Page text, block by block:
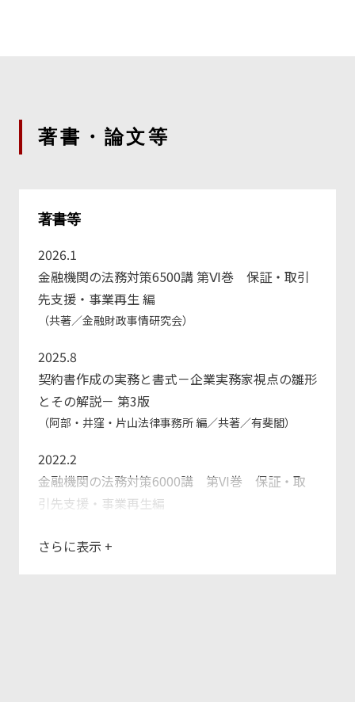
著書・論文等
著書等
2026.1
金融機関の法務対策6500講 第Ⅵ巻 保証・取引
先支援・事業再生 編
（共著／金融財政事情研究会）
2025.8
契約書作成の実務と書式－企業実務家視点の雛形
とその解説－ 第3版
（阿部・井窪・片山法律事務所 編／共著／有斐閣）
2022.2
金融機関の法務対策6000講 第VI巻 保証・取
引先支援・事業再生編
さらに表示 +